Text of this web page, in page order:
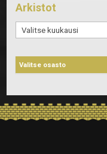
Arkistot
Arkistot